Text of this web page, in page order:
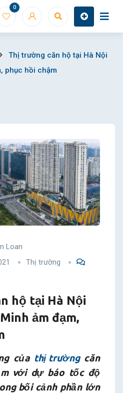
0
Thị trường căn hộ tại Hà Nội
phục hồi chậm
Loan
Thị trường
hộ tại Hà Nội
ảm đạm,
của thị trườngcăn
với dự báo tốc độ
bối cảnh phần lớn